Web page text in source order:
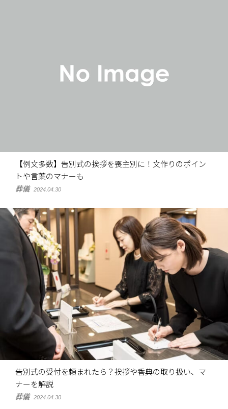
【例文多数】告別式の挨拶を喪主別に！文作りのポイン
トや言葉のマナーも
葬儀 2024.04.30
告別式の受付を頼まれたら？挨拶や香典の取り扱い、マ
ナーを解説
葬儀 2024.04.30